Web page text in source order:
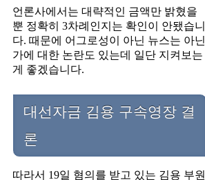
언론사에서는 대략적인 금액만 밝혔을
뿐 정확히 3차례인지는 확인이 안됐습니
다. 때문에 어그로성이 아닌 뉴스는 아닌
가에 대한 논란도 있는데 일단 지켜보는
게 좋겠습니다.
대선자금 김용 구속영장 결
론
따라서 19일 혐의를 받고 있는 김용 부원